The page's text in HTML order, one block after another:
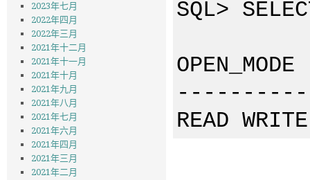
SQL>
READ
2023年七月
2022年四月
2022年三月
2021年十二月
2021年十一月
2021年十月
2021年九月
2021年八月
2021年七月
2021年六月
2021年四月
2021年三月
2021年二月